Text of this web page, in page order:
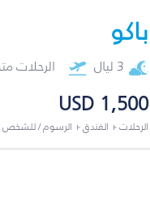
باكو
3 ليال الرحلات
USD 1,500
الرحلات + الفندق + الرسوم / للشخص